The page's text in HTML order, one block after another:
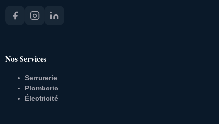
Nos Services
Serrurerie
Plomberie
Électricité